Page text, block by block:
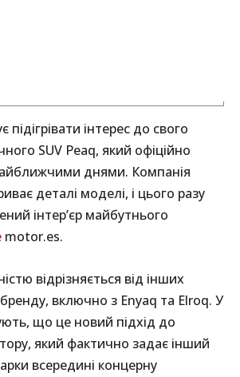
інтерес до свого
SUV Peaq, який офіційно
днями. Компанія
деталі моделі, і цього разу
інтер’єр майбутнього
motor.es.
відрізняється від інших
включно з Enyaq та Elroq. У
що це новий підхід до
який фактично задає інший
всередині концерну